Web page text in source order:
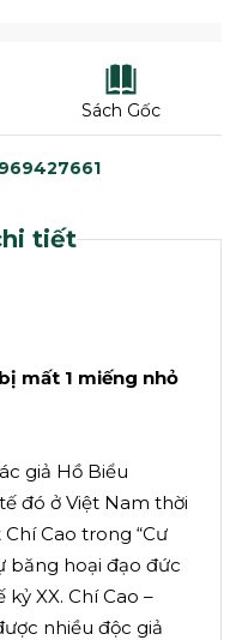
Sách Gốc
tiết
mất 1 miếng nhỏ
giả Hồ Biểu
đó ở Việt Nam thời
Cao trong “Cư
băng hoại đạo đức
XX. Chí Cao –
nhiều độc giả